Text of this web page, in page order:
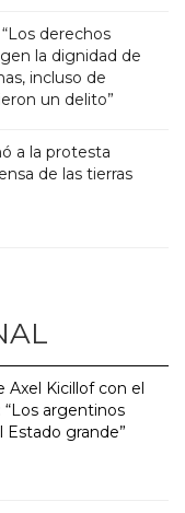
derechos
la dignidad de
incluso de
un delito”
a la protesta
de las tierras
Axel Kicillof con el
“Los argentinos
grande”